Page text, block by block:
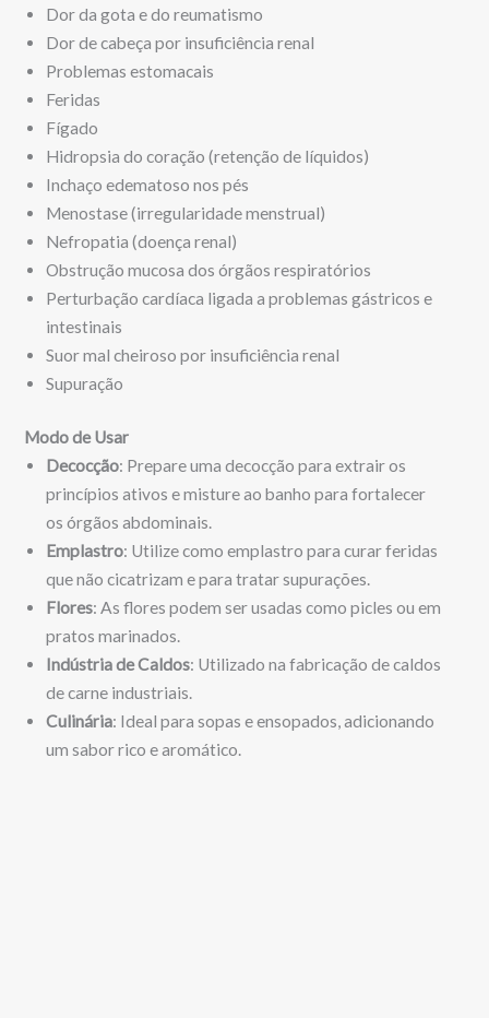
Dor da gota e do reumatismo
Dor de cabeça por insuficiência renal
Problemas estomacais
Feridas
Fígado
Hidropsia do coração (retenção de líquidos)
Inchaço edematoso nos pés
Menostase (irregularidade menstrual)
Nefropatia (doença renal)
Obstrução mucosa dos órgãos respiratórios
Perturbação cardíaca ligada a problemas gástricos e
intestinais
Suor mal cheiroso por insuficiência renal
Supuração
Modo de Usar
Decocção: Prepare uma decocção para extrair os
princípios ativos e misture ao banho para fortalecer
os órgãos abdominais.
Emplastro: Utilize como emplastro para curar feridas
que não cicatrizam e para tratar supurações.
Flores: As flores podem ser usadas como picles ou em
pratos marinados.
Indústria de Caldos: Utilizado na fabricação de caldos
de carne industriais.
Culinária: Ideal para sopas e ensopados, adicionando
um sabor rico e aromático.